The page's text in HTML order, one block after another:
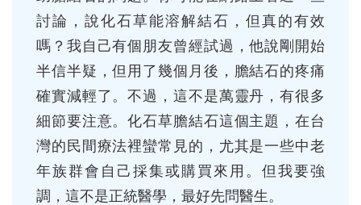
討論，說化石草能溶解結石，但真的有效
嗎？我自己有個朋友曾經試過，他說剛開始
半信半疑，但用了幾個月後，膽結石的疼痛
確實減輕了。不過，這不是萬靈丹，有很多
細節要注意。化石草膽結石這個主題，在台
灣的民間療法裡蠻常見的，尤其是一些中老
年族群會自己採集或購買來用。但我要強
調，這不是正統醫學，最好先問醫生。